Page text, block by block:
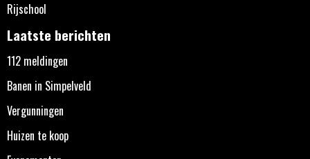
Rijschool
Laatste berichten
112 meldingen
Banen in Simpelveld
Vergunningen
Huizen te koop